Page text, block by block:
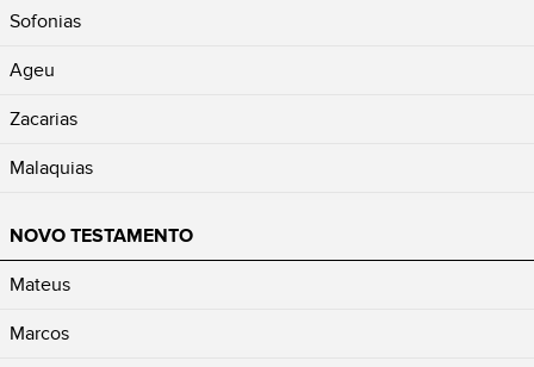
Sofonias
Ageu
Zacarias
Malaquias
NOVO TESTAMENTO
Mateus
Marcos